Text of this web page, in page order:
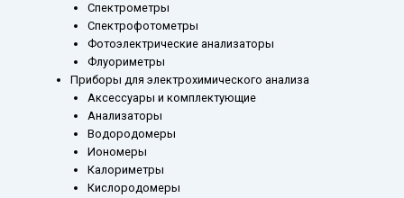
Спектрометры
Спектрофотометры
Фотоэлектрические анализаторы
Флуориметры
Приборы для электрохимического анализа
Аксессуары и комплектующие
Анализаторы
Водородомеры
Иономеры
Калориметры
Кислородомеры